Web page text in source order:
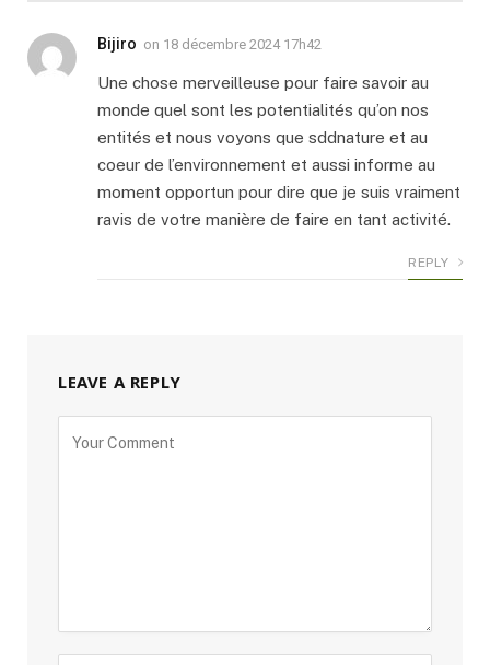
Bijiro on 18 décembre 2024 17h42
Une chose merveilleuse pour faire savoir au
monde quel sont les potentialités qu’on nos
entités et nous voyons que sddnature et au
coeur de l’environnement et aussi informe au
moment opportun pour dire que je suis vraiment
ravis de votre manière de faire en tant activité.
REPLY
LEAVE A REPLY